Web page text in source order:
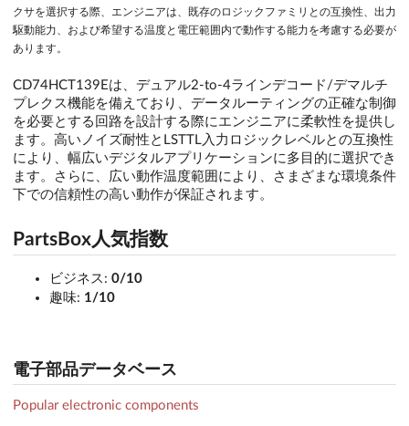
クサを選択する際、エンジニアは、既存のロジックファミリとの互換性、出力
駆動能力、および希望する温度と電圧範囲内で動作する能力を考慮する必要が
あります。
CD74HCT139Eは、デュアル2-to-4ラインデコード/デマルチ
プレクス機能を備えており、データルーティングの正確な制御
を必要とする回路を設計する際にエンジニアに柔軟性を提供し
ます。高いノイズ耐性とLSTTL入力ロジックレベルとの互換性
により、幅広いデジタルアプリケーションに多目的に選択でき
ます。さらに、広い動作温度範囲により、さまざまな環境条件
下での信頼性の高い動作が保証されます。
PartsBox人気指数
ビジネス: 0/10
趣味: 1/10
電子部品データベース
Popular electronic components